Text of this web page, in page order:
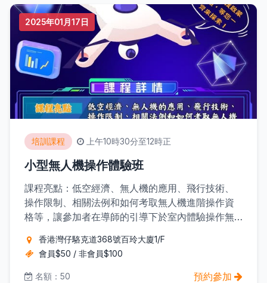
2025年01月17日
培訓課程 上午10時30分至12時正
小型無人機操作體驗班
課程亮點：低空經濟、無人機的應用、飛行技術、
操作限制、相關法例和如何考取無人機進階操作資
格等，讓參加者在導師的引導下於室內體驗操作無
香港灣仔駱克道368號百玲大廈1/F
會員$50 / 非會員$100
名額：50 預約參加